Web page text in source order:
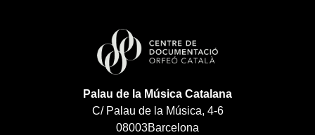
Palau de la Música Catalana
C/ Palau de la Música, 4-6
08003Barcelona